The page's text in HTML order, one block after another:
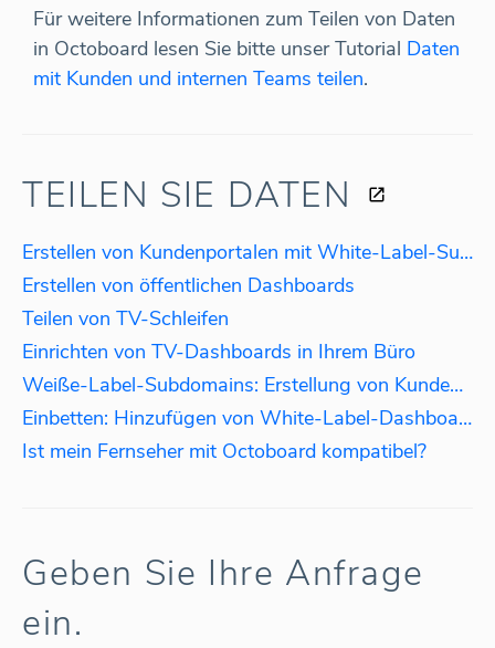
Für weitere Informationen zum Teilen von Daten
in Octoboard lesen Sie bitte unser Tutorial Daten
mit Kunden und internen Teams teilen.
TEILEN SIE DATEN
Erstellen von Kundenportalen mit White-Label-Subdomains
Erstellen von öffentlichen Dashboards
Teilen von TV-Schleifen
Einrichten von TV-Dashboards in Ihrem Büro
Weiße-Label-Subdomains: Erstellung von Kundenzugängen
Einbetten: Hinzufügen von White-Label-Dashboards zu Ihrer Website
Ist mein Fernseher mit Octoboard kompatibel?
Geben Sie Ihre Anfrage
ein.